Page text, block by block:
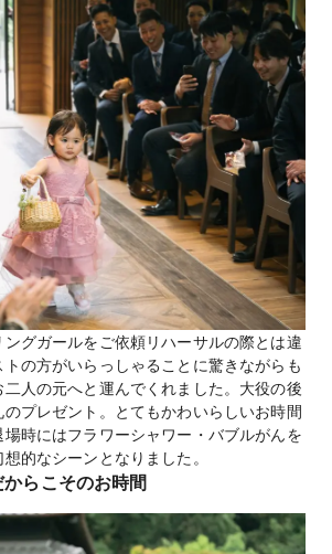
グガールをご依頼リハーサルの際とは違
の方がいらっしゃることに驚きながらも
人の元へと運んでくれました。大役の後
プレゼント。とてもかわいらしいお時間
場時にはフラワーシャワー・バブルがんを
的なシーンとなりました。
らこそのお時間